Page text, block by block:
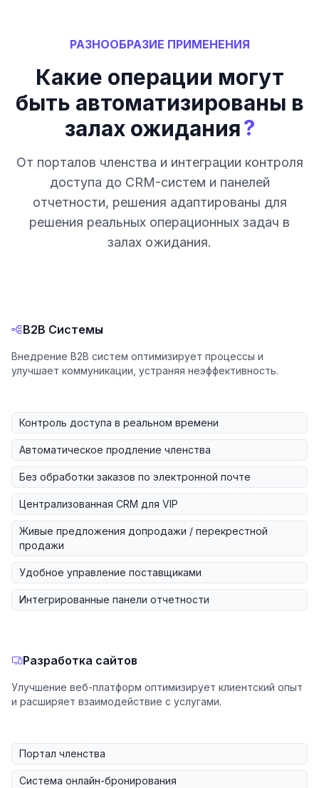
РАЗНООБРАЗИЕ ПРИМЕНЕНИЯ
Какие операции могут
быть автоматизированы в
залах ожидания?
От порталов членства и интеграции контроля
доступа до CRM-систем и панелей
отчетности, решения адаптированы для
решения реальных операционных задач в
залах ожидания.
B2B Системы
Внедрение B2B систем оптимизирует процессы и
улучшает коммуникации, устраняя неэффективность.
Контроль доступа в реальном времени
Автоматическое продление членства
Без обработки заказов по электронной почте
Централизованная CRM для VIP
Живые предложения допродажи / перекрестной
продажи
Удобное управление поставщиками
Интегрированные панели отчетности
Разработка сайтов
Улучшение веб-платформ оптимизирует клиентский опыт
и расширяет взаимодействие с услугами.
Портал членства
Система онлайн-бронирования